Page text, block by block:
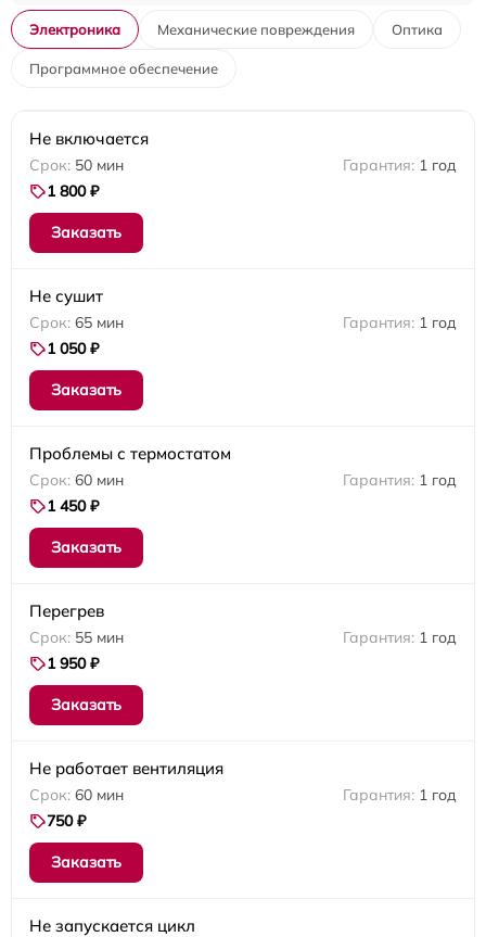
Электроника Механические повреждения Оптика
Программное обеспечение
Не включается
50 мин
1 год
1 800 ₽
Заказать
Не сушит
65 мин
1 год
1 050 ₽
Заказать
Проблемы с термостатом
60 мин
1 год
1 450 ₽
Заказать
Перегрев
55 мин
1 год
1 950 ₽
Заказать
Не работает вентиляция
60 мин
1 год
750 ₽
Заказать
Не запускается цикл